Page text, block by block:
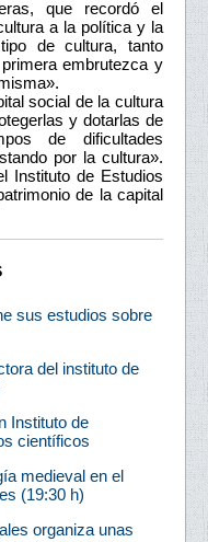
que recordó el
a la política y la
de cultura, tanto
embrutezca y
social de la cultura
y dotarlas de
de dificultades
por la cultura».
Instituto de Estudios
de la capital
sus estudios sobre
del instituto de
Instituto de
científicos
medieval en el
(19:30 h)
organiza unas